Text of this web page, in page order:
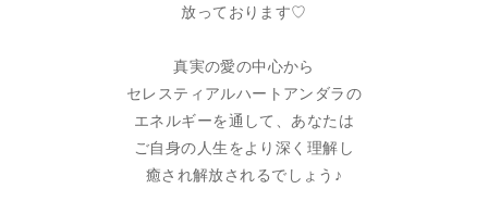
放っております♡
真実の愛の中心から
セレスティアルハートアンダラの
エネルギーを通して、あなたは
ご自身の人生をより深く理解し
癒され解放されるでしょう♪